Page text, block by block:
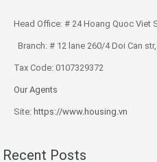
Head Office: # 24 Hoang Quoc Viet
Branch: # 12 lane 260/4 Doi Can
Tax Code: 0107329372
Our Agents
Site: https://www.housing.vn
Recent Posts